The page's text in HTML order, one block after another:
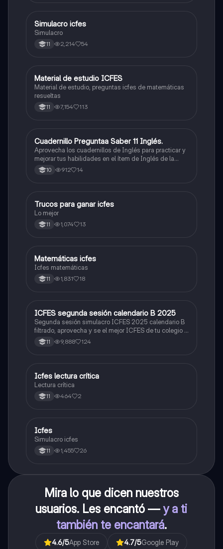
ICFES: Lectura Crítica
Simulacro icfes
Simulacro
11 2,214 54
ICFES: Matemáticas
Material de estudio ICFES
Material de estudio, preguntas icfes de matemáticas
resueltas
11 7,154 113
ICFES: Inglés
Cuadernillo Preguntaa Saber 11 Inglés.
Aprovecha los cuadernillos de Inglés para practicar y
mejorar tus habilidades en el ítem de Inglés de la
Prueba Saber 11. 🫡
10 912 14
Química
Trucos para ganar icfes
Lo mejor
11 1,074 13
ICFES: Matemáticas
Matemáticas icfes
Icfes matemáticas
11 1,831 18
ICFES: Lectura Crítica
ICFES segunda sesión calendario B 2025
Segunda sesión simulacro ICFES 2025 calendario B
filtrado, aprovecha y se el mejor ICFES de tu colegio y
poder ingresar a universidad, y estudiar aquella
carrera con la que tanto sueñas.
11 9,888 124
Lengua Castellana
Icfes lectura crítica
Lectura crítica
11 464 2
ICFES: Sociales y Ciudadanas
Icfes
Simulacro icfes
11 1,455 26
Mira lo que dicen nuestros
usuarios. Les encantó —y a ti
también te encantará.
4.6/5App Store 4.7/5Google Play